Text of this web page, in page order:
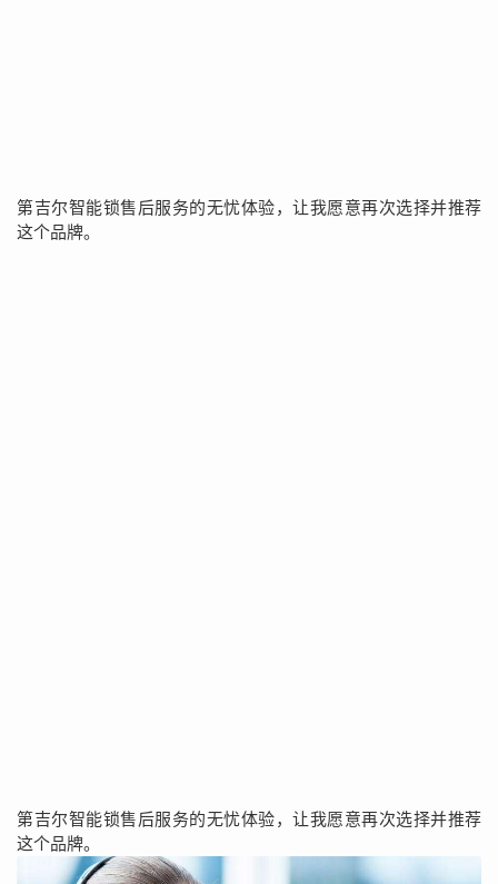
第吉尔智能锁售后服务的无忧体验，让我愿意再次选择并推荐
这个品牌。
第吉尔智能锁售后服务的无忧体验，让我愿意再次选择并推荐
这个品牌。